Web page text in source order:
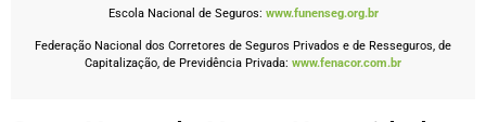
Escola Nacional de Seguros: www.funenseg.org.br
Federação Nacional dos Corretores de Seguros Privados e de Resseguros, de
Capitalização, de Previdência Privada: www.fenacor.com.br